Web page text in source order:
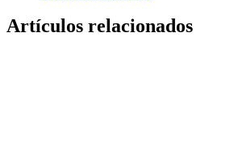
Artículos relacionados